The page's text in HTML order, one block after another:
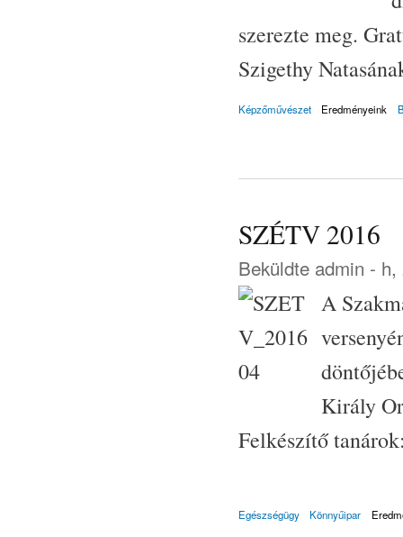
szerezte meg.
Szigethy
Képzőművészet Eredményeink
SZÉTV 2016
Beküldte admin - h,
A
Király
Felkészítő
Egészségügy Könnyűipar